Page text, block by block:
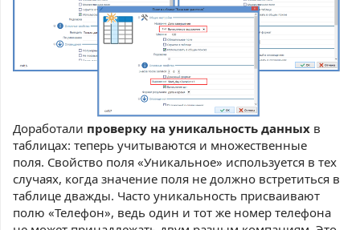
Доработали проверку на уникальность данных в
таблицах: теперь учитываются и множественные
поля. Свойство поля «Уникальное» используется в тех
случаях, когда значение поля не должно встретиться в
таблице дважды. Часто уникальность присваивают
полю «Телефон», ведь один и тот же номер телефона